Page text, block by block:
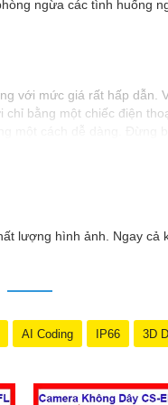
ngừa các tình huống
với mức giá rất hấp dẫn.
bằng một chiếc điện
lượng hình ảnh. Ngay cả
AI Coding IP66 3D